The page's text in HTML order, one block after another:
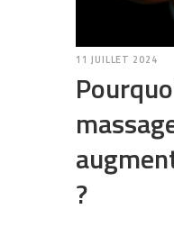
11 JUILLET 2024
?